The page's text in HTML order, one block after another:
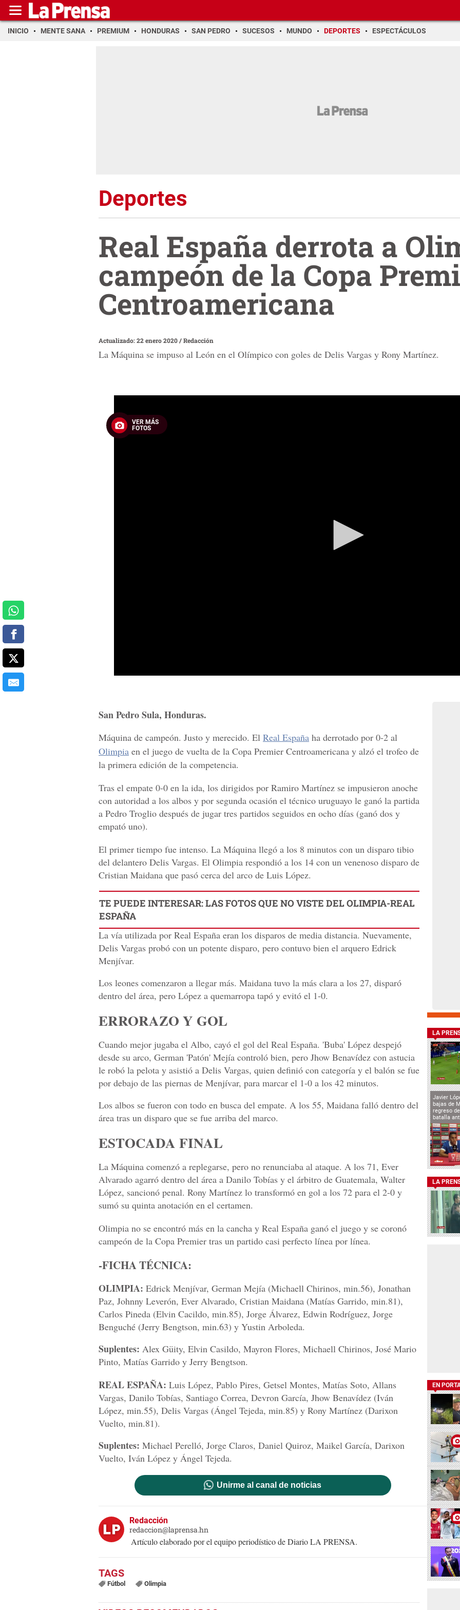
INICIO MENTE SANA PREMIUM HONDURAS SAN PEDRO SUCESOS MUNDO DEPORTES ESPECTÁCULOS
Deportes
Real España derrota a
campeón de la Copa
Centroamericana
Actualizado: 22 enero 2020/Redacción
La Máquina se impuso al León en el Olímpico con goles de Delis Vargas y Rony Martínez.
VER MÁS
FOTOS
of
1
minute,
47
San Pedro Sula, Honduras.
Máquina de campeón. Justo y merecido. El Real España ha derrotado por 0-2 al
Olimpia en el juego de vuelta de la Copa Premier Centroamericana y alzó el trofeo de
la primera edición de la competencia.
Tras el empate 0-0 en la ida, los dirigidos por Ramiro Martínez se impusieron anoche
con autoridad a los albos y por segunda ocasión el técnico uruguayo le ganó la partida
a Pedro Troglio después de jugar tres partidos seguidos en ocho días (ganó dos y
empató uno).
El primer tiempo fue intenso. La Máquina llegó a los 8 minutos con un disparo tibio
del delantero Delis Vargas. El Olimpia respondió a los 14 con un venenoso disparo de
Cristian Maidana que pasó cerca del arco de Luis López.
TE PUEDE INTERESAR: LAS FOTOS QUE NO VISTE DEL OLIMPIA-REAL
ESPAÑA
La vía utilizada por Real España eran los disparos de media distancia. Nuevamente,
Delis Vargas probó con un potente disparo, pero contuvo bien el arquero Edrick
Menjívar.
Los leones comenzaron a llegar más. Maidana tuvo la más clara a los 27, disparó
dentro del área, pero López a quemarropa tapó y evitó el 1-0.
ERRORAZO Y GOL
Cuando mejor jugaba el Albo, cayó el gol del Real España. 'Buba' López despejó
desde su arco, German 'Patón' Mejía controló bien, pero Jhow Benavídez con astucia
le robó la pelota y asistió a Delis Vargas, quien definió con categoría y el balón se fue
por debajo de las piernas de Menjívar, para marcar el 1-0 a los 42 minutos.
Los albos se fueron con todo en busca del empate. A los 55, Maidana falló dentro del
área tras un disparo que se fue arriba del marco.
ESTOCADA FINAL
La Máquina comenzó a replegarse, pero no renunciaba al ataque. A los 71, Ever
Alvarado agarró dentro del área a Danilo Tobías y el árbitro de Guatemala, Walter
López, sancionó penal. Rony Martínez lo transformó en gol a los 72 para el 2-0 y
sumó su quinta anotación en el certamen.
Olimpia no se encontró más en la cancha y Real España ganó el juego y se coronó
campeón de la Copa Premier tras un partido casi perfecto línea por línea.
-FICHA TÉCNICA:
OLIMPIA: Edrick Menjívar, German Mejía (Michaell Chirinos, min.56), Jonathan
Paz, Johnny Leverón, Ever Alvarado, Cristian Maidana (Matías Garrido, min.81),
Carlos Pineda (Elvin Cacildo, min.85), Jorge Álvarez, Edwin Rodríguez, Jorge
Benguché (Jerry Bengtson, min.63) y Yustin Arboleda.
Suplentes: Alex Güity, Elvin Casildo, Mayron Flores, Michaell Chirinos, José Mario
Pinto, Matías Garrido y Jerry Bengtson.
REAL ESPAÑA: Luis López, Pablo Pires, Getsel Montes, Matías Soto, Allans
Vargas, Danilo Tobías, Santiago Correa, Devron García, Jhow Benavídez (Iván
López, min.55), Delis Vargas (Ángel Tejeda, min.85) y Rony Martínez (Darixon
Vuelto, min.81).
Suplentes: Michael Perelló, Jorge Claros, Daniel Quiroz, Maikel García, Darixon
Vuelto, Iván López y Ángel Tejeda.
Unirme al canal de noticias
Redacción
redaccion@laprensa.hn
Artículo elaborado por el equipo periodístico de Diario LA PRENSA.
Fútbol Olimpia
LA
Javier
bajas de
regreso
batalla
LA
EN